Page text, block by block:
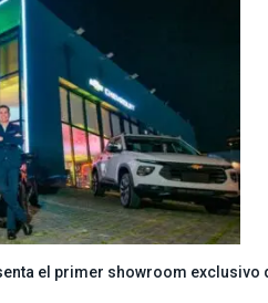
el primer showroom